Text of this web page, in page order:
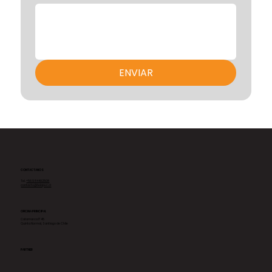
ENVIAR
CONTACTANOS
OFICINA PRINCIPAL
PARTNER